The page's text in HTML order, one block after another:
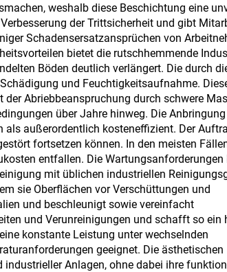
weshalb diese Beschichtung eine
der Trittsicherheit und gibt
Schadensersatzansprüchen von
bietet die rutschhemmende
Böden deutlich verlängert. Die durch
und Feuchtigkeitsaufnahme.
Abriebbeanspruchung durch schwere
über Jahre hinweg. Die
außerordentlich kosteneffizient. Der
fortsetzen können. In den meisten
entfallen. Die Wartungsanforderungen
mit üblichen industriellen
sie Oberflächen vor Verschüttungen und
und beschleunigt sowie vereinfacht
und Verunreinigungen und schafft so ein
konstante Leistung unter wechselnden
geeignet. Die ästhetischen
Anlagen, ohne dabei ihre